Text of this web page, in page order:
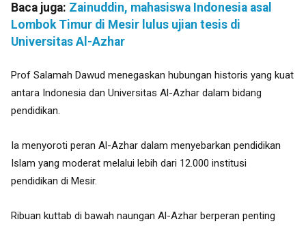
Baca juga: Zainuddin, mahasiswa Indonesia asal
Lombok Timur di Mesir lulus ujian tesis di
Universitas Al-Azhar
Prof Salamah Dawud menegaskan hubungan historis yang kuat
antara Indonesia dan Universitas Al-Azhar dalam bidang
pendidikan.
Ia menyoroti peran Al-Azhar dalam menyebarkan pendidikan
Islam yang moderat melalui lebih dari 12.000 institusi
pendidikan di Mesir.
Ribuan kuttab di bawah naungan Al-Azhar berperan penting